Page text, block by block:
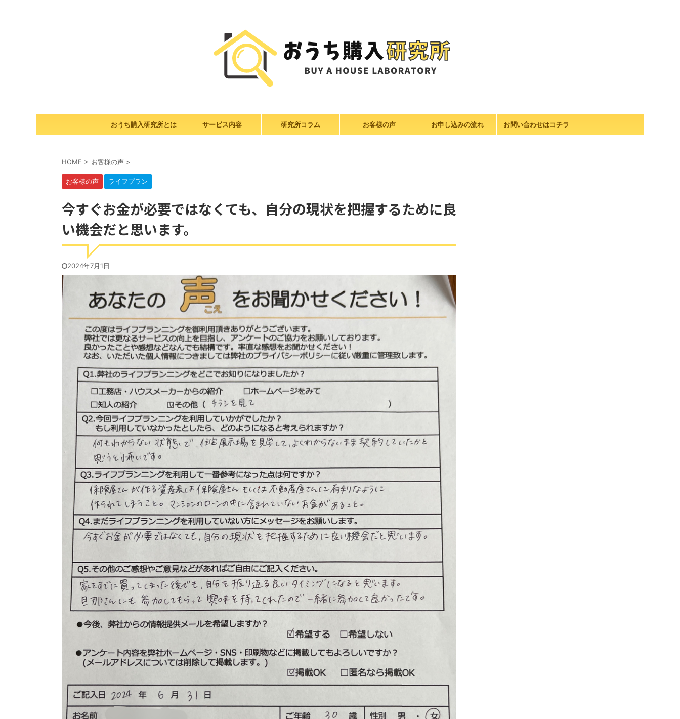
おうち購入研究所とは サービス内容 研究所コラム お客様の声 お申し込みの流れ お問い合わせはコチラ
HOME > お客様の声 >
お客様の声 ライフプラン
今すぐお金が必要ではなくても、自分の現状を把握するために良
い機会だと思います。
2024年7月1日